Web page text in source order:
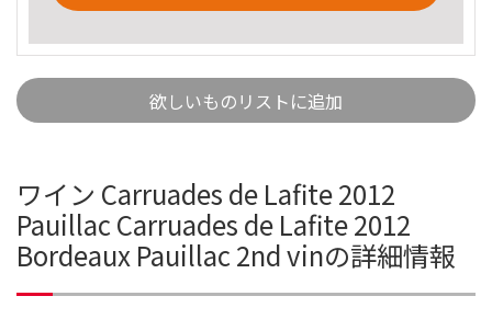
欲しいものリストに追加
ワイン Carruades de Lafite 2012
Pauillac Carruades de Lafite 2012
Bordeaux Pauillac 2nd vinの詳細情報